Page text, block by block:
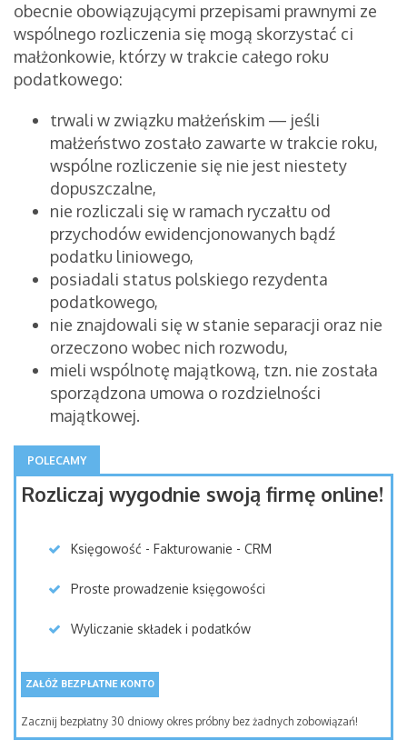
obecnie obowiązującymi przepisami prawnymi ze
wspólnego rozliczenia się mogą skorzystać ci
małżonkowie, którzy w trakcie całego roku
podatkowego:
trwali w związku małżeńskim — jeśli
małżeństwo zostało zawarte w trakcie roku,
wspólne rozliczenie się nie jest niestety
dopuszczalne,
nie rozliczali się w ramach ryczałtu od
przychodów ewidencjonowanych bądź
podatku liniowego,
posiadali status polskiego rezydenta
podatkowego,
nie znajdowali się w stanie separacji oraz nie
orzeczono wobec nich rozwodu,
mieli wspólnotę majątkową, tzn. nie została
sporządzona umowa o rozdzielności
majątkowej.
POLECAMY
Rozliczaj wygodnie swoją firmę online!
Księgowość - Fakturowanie - CRM
Proste prowadzenie księgowości
Wyliczanie składek i podatków
ZAŁÓŻ BEZPŁATNE KONTO
Zacznij bezpłatny 30 dniowy okres próbny bez żadnych zobowiązań!